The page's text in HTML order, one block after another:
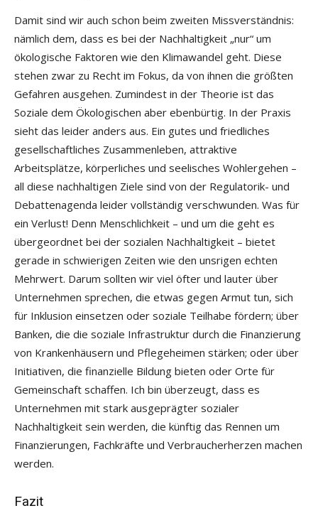
Damit sind wir auch schon beim zweiten Missverständnis:
nämlich dem, dass es bei der Nachhaltigkeit „nur“ um
ökologische Faktoren wie den Klimawandel geht. Diese
stehen zwar zu Recht im Fokus, da von ihnen die größten
Gefahren ausgehen. Zumindest in der Theorie ist das
Soziale dem Ökologischen aber ebenbürtig. In der Praxis
sieht das leider anders aus. Ein gutes und friedliches
gesellschaftliches Zusammenleben, attraktive
Arbeitsplätze, körperliches und seelisches Wohlergehen –
all diese nachhaltigen Ziele sind von der Regulatorik- und
Debattenagenda leider vollständig verschwunden. Was für
ein Verlust! Denn Menschlichkeit – und um die geht es
übergeordnet bei der sozialen Nachhaltigkeit – bietet
gerade in schwierigen Zeiten wie den unsrigen echten
Mehrwert. Darum sollten wir viel öfter und lauter über
Unternehmen sprechen, die etwas gegen Armut tun, sich
für Inklusion einsetzen oder soziale Teilhabe fördern; über
Banken, die die soziale Infrastruktur durch die Finanzierung
von Krankenhäusern und Pflegeheimen stärken; oder über
Initiativen, die finanzielle Bildung bieten oder Orte für
Gemeinschaft schaffen. Ich bin überzeugt, dass es
Unternehmen mit stark ausgeprägter sozialer
Nachhaltigkeit sein werden, die künftig das Rennen um
Finanzierungen, Fachkräfte und Verbraucherherzen machen
werden.
Fazit